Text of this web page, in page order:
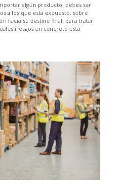
algún producto, debes ser
a los que está expuesto, sobre
hacia su destino final, para tratar
riesgos en concreto está